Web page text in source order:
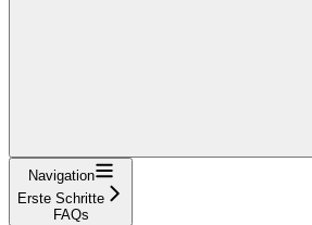
Navigation
Erste Schritte
FAQs